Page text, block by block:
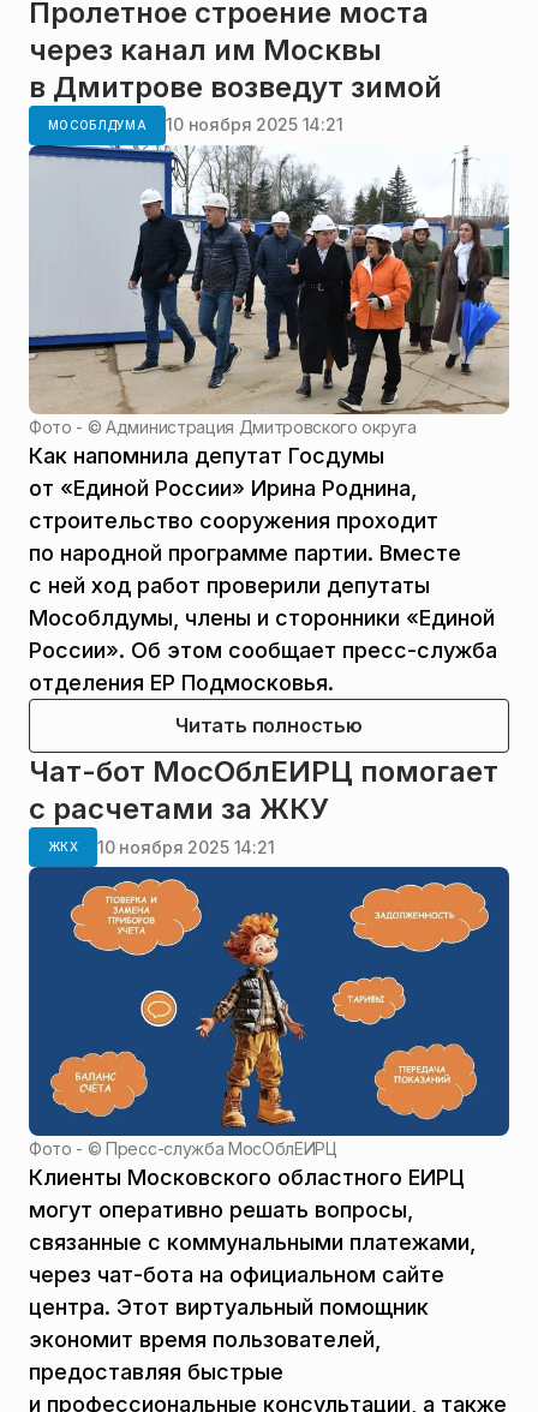
Пролетное строение моста
через канал им Москвы
в Дмитрове возведут зимой
МОСОБЛДУМА 10 ноября 2025 14:21
Фото - ©Администрация Дмитровского округа
Как напомнила депутат Госдумы
от «Единой России» Ирина Роднина,
строительство сооружения проходит
по народной программе партии. Вместе
с ней ход работ проверили депутаты
Мособлдумы, члены и сторонники «Единой
России». Об этом сообщает пресс-служба
отделения ЕР Подмосковья.
Читать полностью
Чат-бот МосОблЕИРЦ помогает
с расчетами за ЖКУ
ЖКХ 10 ноября 2025 14:21
Фото - © Пресс-служба МосОблЕИРЦ
Клиенты Московского областного ЕИРЦ
могут оперативно решать вопросы,
связанные с коммунальными платежами,
через чат-бота на официальном сайте
центра. Этот виртуальный помощник
экономит время пользователей,
предоставляя быстрые
и профессиональные консультации, а также